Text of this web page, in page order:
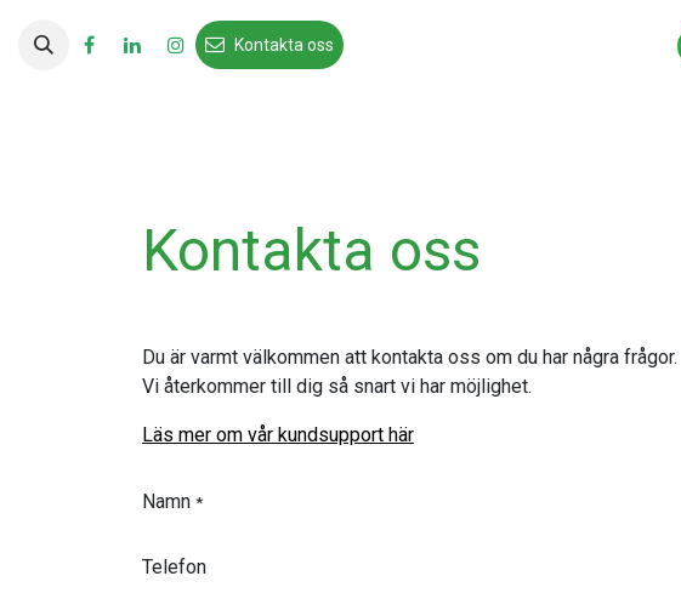
Kontakta oss
Kontakta oss
Du är varmt välkommen att kontakta oss om du har några frågor.
Vi återkommer till dig så snart vi har möjlighet.
Läs mer om vår kundsupport här
Namn *
Telefon